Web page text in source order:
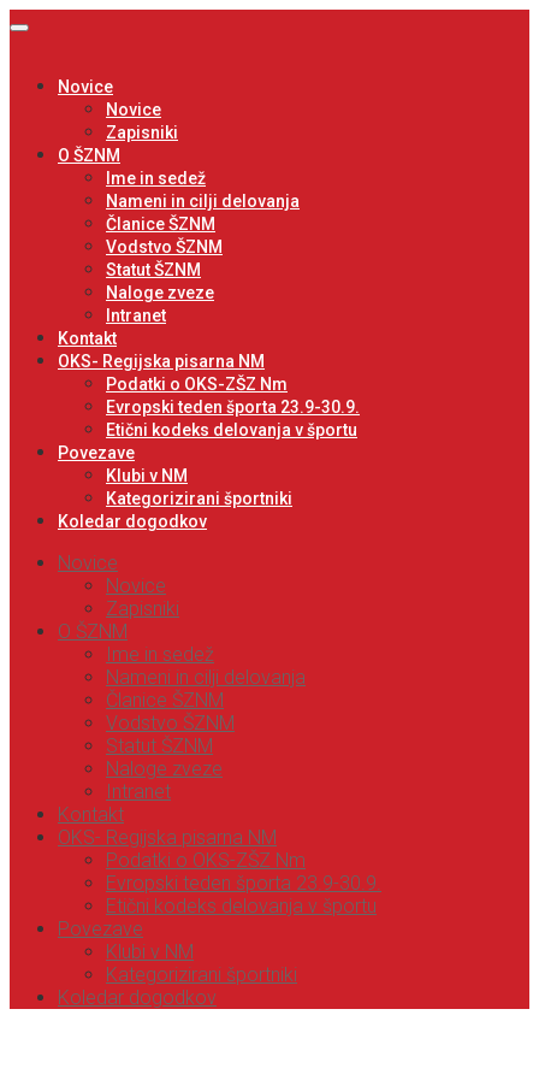
Novice
Novice
Zapisniki
O ŠZNM
Ime in sedež
Nameni in cilji delovanja
Članice ŠZNM
Vodstvo ŠZNM
Statut ŠZNM
Naloge zveze
Intranet
Kontakt
OKS- Regijska pisarna NM
Podatki o OKS-ZŠZ Nm
Evropski teden športa 23.9-30.9.
Etični kodeks delovanja v športu
Povezave
Klubi v NM
Kategorizirani športniki
Koledar dogodkov
Novice
Novice
Zapisniki
O ŠZNM
Ime in sedež
Nameni in cilji delovanja
Članice ŠZNM
Vodstvo ŠZNM
Statut ŠZNM
Naloge zveze
Intranet
Kontakt
OKS- Regijska pisarna NM
Podatki o OKS-ZŠZ Nm
Evropski teden športa 23.9-30.9.
Etični kodeks delovanja v športu
Povezave
Klubi v NM
Kategorizirani športniki
Koledar dogodkov